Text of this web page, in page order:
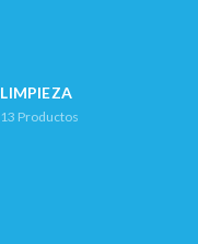
LIMPIEZA
13 Productos